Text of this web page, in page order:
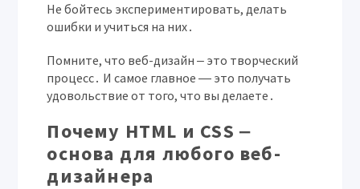
Не бойтесь экспериментировать, делать
ошибки и учиться на них․
Помните, что веб-дизайн ‒ это творческий
процесс․ И самое главное ― это получать
удовольствие от того, что вы делаете․
Почему HTML и CSS ‒
основа для любого веб-
дизайнера